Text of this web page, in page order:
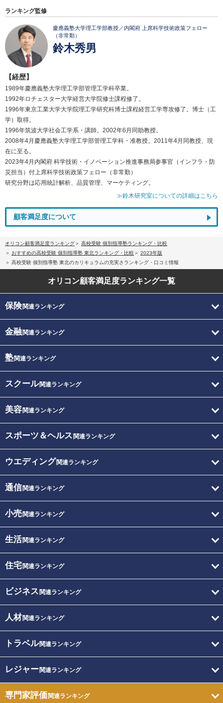
ランキング監修
慶應義塾大学理工学部教授／内閣府 上席科学技術政策フェロー
（非常勤）
鈴木秀男
【経歴】
1989年慶應義塾大学理工学部管理工学科卒業。
1992年ロチェスター大学経営大学院修士課程修了。
1996年東京工業大学大学院理工学研究科博士課程経営工学専攻修了。博士（工
学）取得。
1996年筑波大学社会工学系・講師。2002年6月同助教授。
2008年4月慶應義塾大学理工学部管理工学科・准教授。2011年4月同教授、現
在に至る。
2023年4月内閣府 科学技術・イノベーション推進事務局参事官（インフラ・防
災担当）付上席科学技術政策フェロー（非常勤）
研究分野は応用統計解析、品質管理、マーケティング。
≫鈴木研究室についての詳細はこちら
顧客満足度について
オリコン顧客満足度ランキング
高校受験 個別指導塾ランキング・比較
おすすめの高校受験 個別指導塾 東北ランキング・比較
2023年版
高校受験 個別指導塾 東北のカリキュラムの充実さランキング・口コミ情報
オリコン顧客満足度ランキング一覧
保険関連ランキング
金融関連ランキング
塾関連ランキング
スクール関連ランキング
美容関連ランキング
スポーツ＆ヘルス 関連ランキング
ウエディング関連ランキング
通信関連ランキング
小売関連ランキング
生活関連ランキング
住宅関連ランキング
ビジネス 関連ランキング
人材関連ランキング
トラベル関連ランキング
レジャー関連ランキング
専門家評価関連ランキング